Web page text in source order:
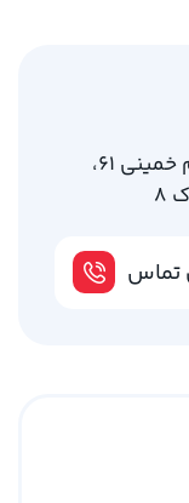
مشهد، میدان امام خمینی، امام خمینی 61،
8
تماس